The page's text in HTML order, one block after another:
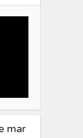
mar